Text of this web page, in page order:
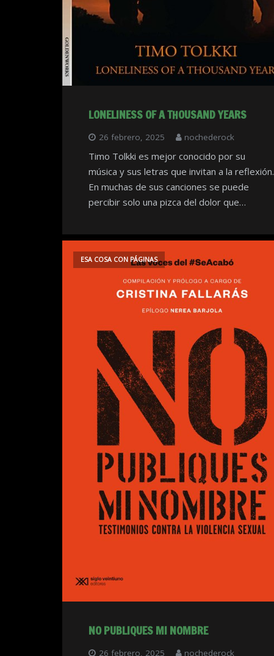
LONELINESS OF A THOUSAND YEARS
26 febrero, 2025 nochederock
Timo Tolkki es mejor conocido por su
música y sus letras que invitan a la reflexión.
En muchas de sus canciones se puede
percibir solo una pizca del dolor que…
NO PUBLIQUES MI NOMBRE
26 febrero, 2025 nochederock
ESA COSA CON PÁGINAS